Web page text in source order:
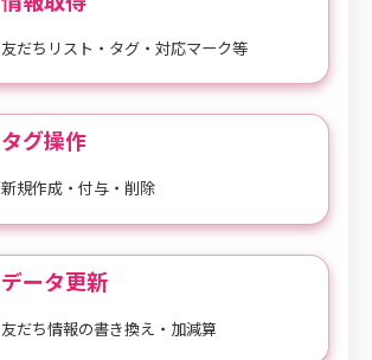
友だちリスト・タグ・対応マーク等
タグ操作
新規作成・付与・削除
データ更新
友だち情報の書き換え・加減算